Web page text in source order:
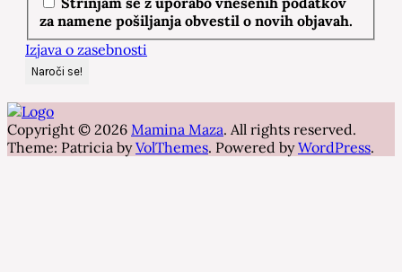
za namene pošiljanja obvestil o novih objavah.
Izjava o zasebnosti
Copyright © 2026 Mamina Maza. All rights reserved.
Theme: Patricia byVolThemes. Powered byWordPress.